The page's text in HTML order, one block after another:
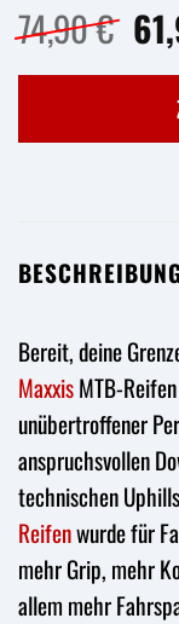
74,90€
Bereit, deine
MaxxisMTB-
unübertroffener
anspruchsvollen
technischen
Reifenwurde für
mehr Grip, mehr
allem mehr